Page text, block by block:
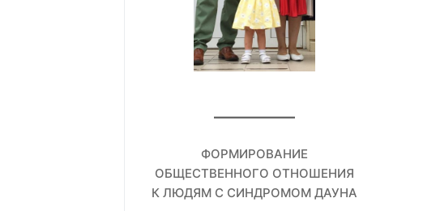
ФОРМИРОВАНИЕ
ОБЩЕСТВЕННОГО ОТНОШЕНИЯ
К ЛЮДЯМ С СИНДРОМОМ ДАУНА